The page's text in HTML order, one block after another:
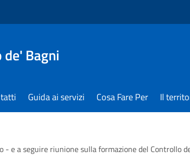
de' Bagni
Guida ai servizi Cosa Fare Per Il
e a seguire riunione sulla formazione del Controllo